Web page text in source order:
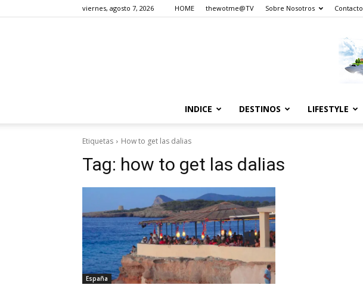
viernes, agosto 7, 2026 HOME thewotme@TV Sobre Nosotros Contacto
INDICE DESTINOS LIFESTYLE
Etiquetas How to get las dalias
Tag: how to get las dalias
España